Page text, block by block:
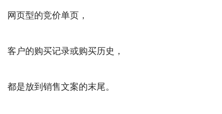
网页型的竞价单页，
客户的购买记录或购买历史，
都是放到销售文案的末尾。